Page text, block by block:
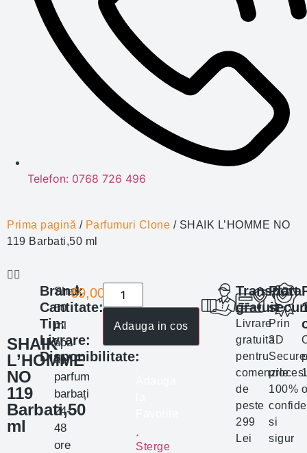
Telefon: 0768 726 496
Prima pagină / Parfumuri Clone / SHAIK L’HOMME NO
119 Barbati,50 ml
SHAIK
L’HOMME
NO
119
Barbati,50
ml
Brand:
Cantitate:
Tip:
Livrare:
Disponibilitate:
Shaik
50
ml
apa
de
parfum
barbați
24-
48
ore
69,00 lei
Adauga in cos
Sterge
Transport
gratuit
Livrare
gratuita
pentru
comenzile
de
peste
299
Lei
Plata
Prin
3D
100%
si
sigur